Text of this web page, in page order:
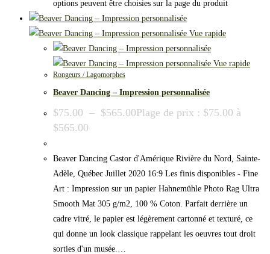
options peuvent être choisies sur la page du produit
Vue rapide
Vue rapide
Rongeurs / Lagomorphes
Beaver Dancing – Impression personnalisée
$75.00 – $565.00Plage de prix : $75.00 à
$565.00
Beaver Dancing Castor d'Amérique Rivière du Nord, Sainte-
Adèle, Québec Juillet 2020 16:9 Les finis disponibles - Fine
Art : Impression sur un papier Hahnemühle Photo Rag Ultra
Smooth Mat 305 g/m2, 100 % Coton. Parfait derrière un
cadre vitré, le papier est légèrement cartonné et texturé, ce
qui donne un look classique rappelant les oeuvres tout droit
sorties d'un musée.…